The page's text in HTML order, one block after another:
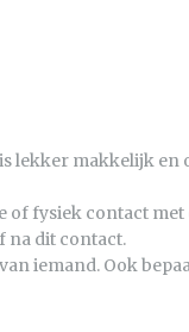
lekker makkelijk
of fysiek contact
na dit contact.
iemand. Ook